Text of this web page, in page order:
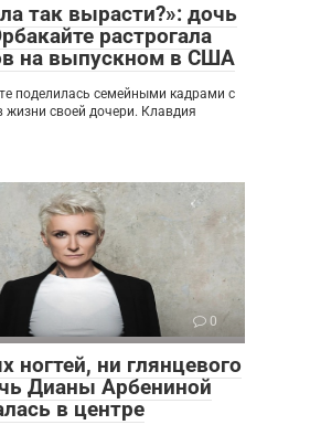
так вырасти?»: дочь
растрогала
на выпускном в США
поделилась семейными кадрами с
жизни своей дочери. Клавдия
0
ногтей, ни глянцевого
Дианы Арбениной
в центре